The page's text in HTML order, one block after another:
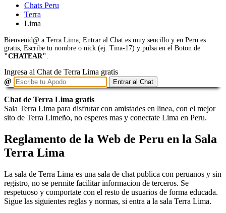
Chats Peru
Terra
Lima
Bienvenid@ a Terra Lima, Entrar al Chat es muy sencillo y en Peru es
gratis, Escribe tu nombre o nick (ej. Tina-17) y pulsa en el Boton de
"CHATEAR"
Ingresa al Chat de Terra Lima gratis
@
Entrar al Chat
Chat de Terra Lima gratis
Sala Terra Lima para disfrutar con amistades en linea, con el mejor
sito de Terra Limeño, no esperes mas y conectate Lima en Peru.
Reglamento de la Web de Peru en la Sala
Terra Lima
La sala de Terra Lima es una sala de chat publica con peruanos y sin
registro, no se permite facilitar informacion de terceros. Se
respetuoso y comportate con el resto de usuarios de forma educada.
Sigue las siguientes reglas y normas, si entra a la sala Terra Lima.